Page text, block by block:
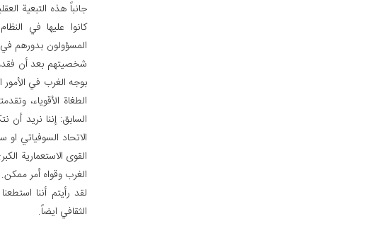
جانباً هذه التبعية
كانوا عليها في
المسؤولون بدورهم
شخصيتهم بعد أن
بوجه الغرب في الأمور
الطغاة الأقوياء،
السابق: إننا نريد أن
الاتحاد السوفياتي
القوى الاستعمارية
الغرب وقواه أمر
لقد رأيتم أننا
الثقافي ايضاً.